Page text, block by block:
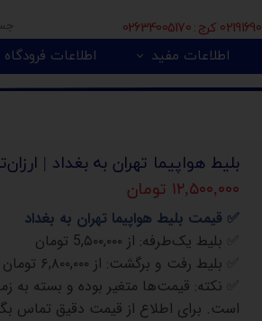
اطلاعات مفید اطلاعات فرودگاه
بلیط هواپیما تهران به بغداد |
۱۲,۵۰۰,۰۰۰ تومان
✅ قیمت بلیط هواپیما تهران به بغداد
بلیط یک‌طرفه: از 5,۵۰۰,۰۰۰ تومان
بلیط رفت و برگشت: از ۶,۸۰۰,۰۰۰ تومان
نکته: قیمت‌ها متغیر بوده و بسته به
است. برای اطلاع از قیمت دقیق تماس